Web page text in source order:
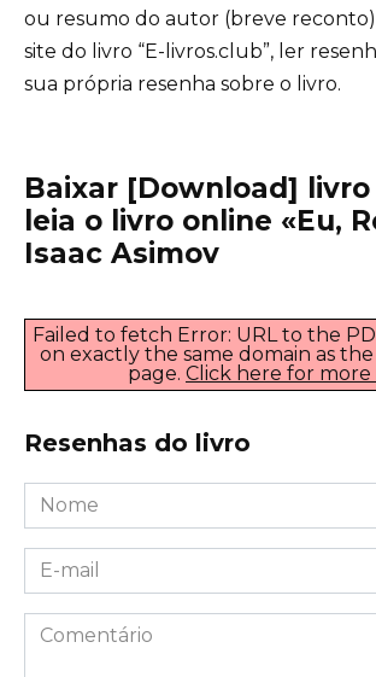
ou resumo do autor (breve
site do livro “E-livros.club”, ler
sua própria resenha sobre o livro.
Baixar [Download]
leia o livro online «Eu,
Isaac Asimov
Failed to fetch Error: URL to the
on exactly the same domain as
page. Click here for more
Resenhas do livro
Nome
*
E-
mail
*Comentário